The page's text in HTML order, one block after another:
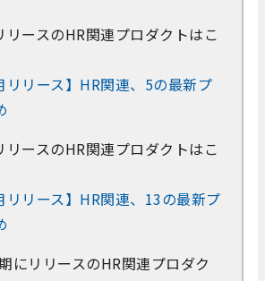
ースのHR関連プロダクトはこ
リリース】HR関連、5の最新プ
ースのHR関連プロダクトはこ
リリース】HR関連、13の最新プ
にリリースのHR関連プロダク